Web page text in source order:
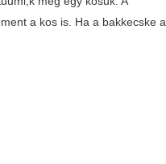
a kos is. Ha a bakkecske a